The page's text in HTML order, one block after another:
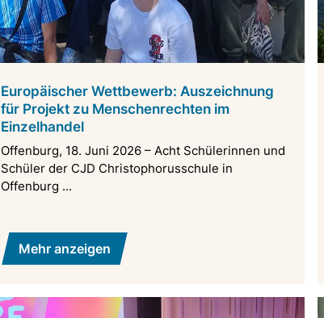
Europäischer Wettbewerb: Auszeichnung
für Projekt zu Menschenrechten im
Einzelhandel
Offenburg, 18. Juni 2026 – Acht Schülerinnen und
Schüler der CJD Christophorusschule in
Offenburg ...
Mehr anzeigen